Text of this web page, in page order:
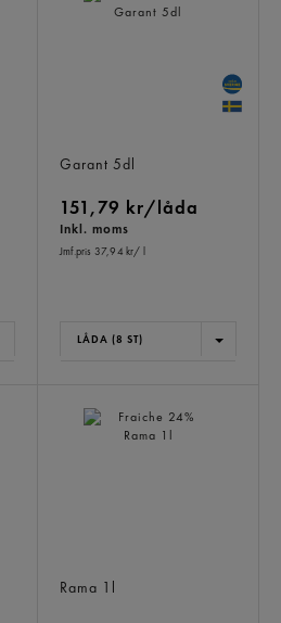
Garant 5dl
151,79 kr/låda
Inkl. moms
Jmf.pris 37,94 kr/ l
LÅDA (8 ST)
Rama 1l